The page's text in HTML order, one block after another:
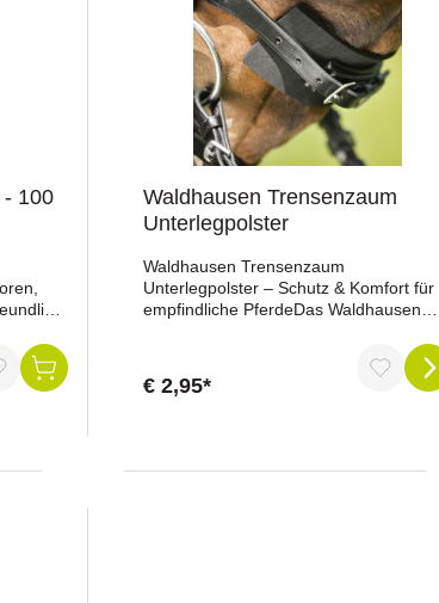
- 100
Waldhausen Trensenzaum
Unterlegpolster
Waldhausen Trensenzaum
Unterlegpolster – Schutz & Komfort für
empfindliche PferdeDas Waldhausen
zuverlässigen Schutz vor Druck- und
zusätzlichen Komfort unter dem
€ 2,95*